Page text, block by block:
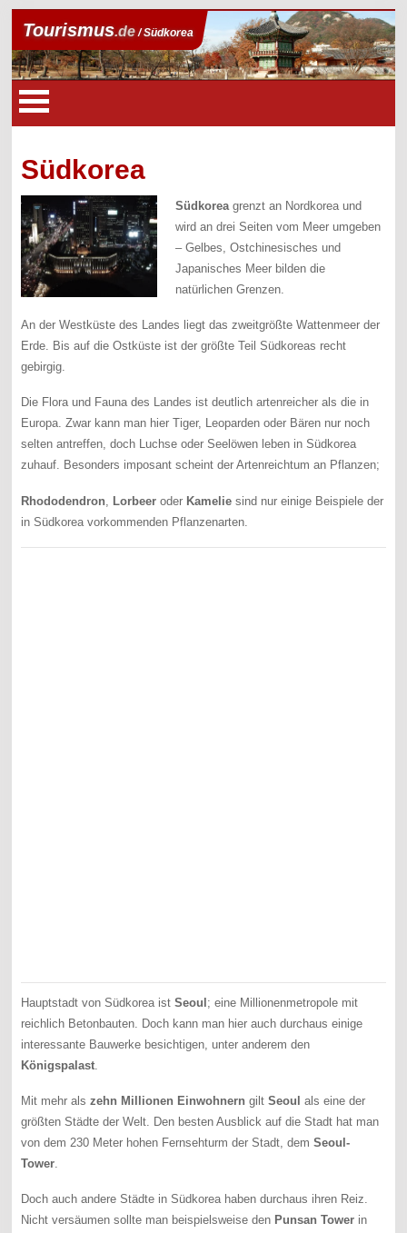
Tourismus.de/ Südkorea
Südkorea
Südkorea grenzt an Nordkorea und
wird an drei Seiten vom Meer umgeben
– Gelbes, Ostchinesisches und
Japanisches Meer bilden die
natürlichen Grenzen.
An der Westküste des Landes liegt das zweitgrößte Wattenmeer der
Erde. Bis auf die Ostküste ist der größte Teil Südkoreas recht
gebirgig.
Die Flora und Fauna des Landes ist deutlich artenreicher als die in
Europa. Zwar kann man hier Tiger, Leoparden oder Bären nur noch
selten antreffen, doch Luchse oder Seelöwen leben in Südkorea
zuhauf. Besonders imposant scheint der Artenreichtum an Pflanzen;
Rhododendron Lorbeer oder Kamelie sind nur einige Beispiele der
in Südkorea vorkommenden Pflanzenarten.
Hauptstadt von Südkorea istSeoul; eine Millionenmetropole mit
reichlich Betonbauten. Doch kann man hier auch durchaus einige
interessante Bauwerke besichtigen, unter anderem den
Königspalast
Mit mehr alszehn Millionen Einwohnern giltSeoul als eine der
größten Städte der Welt. Den besten Ausblick auf die Stadt hat man
von dem 230 Meter hohen Fernsehturm der Stadt, demSeoul-
Tower
Doch auch andere Städte in Südkorea haben durchaus ihren Reiz.
Nicht versäumen sollte man beispielsweise den Punsan Tower in